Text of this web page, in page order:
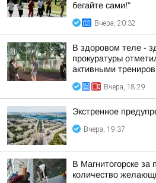
бегайте сами!"
Вчера, 20:32
В здоровом теле -
прокуратуры
активными
Вчера, 18:29
Экстренное
Вчера, 19:37
В Магнитогорске за
количество